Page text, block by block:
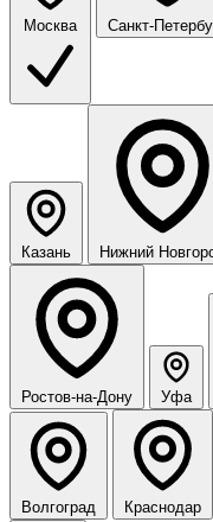
Москва Санкт-
Казань Нижний
Ростов-на-Дону Уфа
Волгоград Краснодар